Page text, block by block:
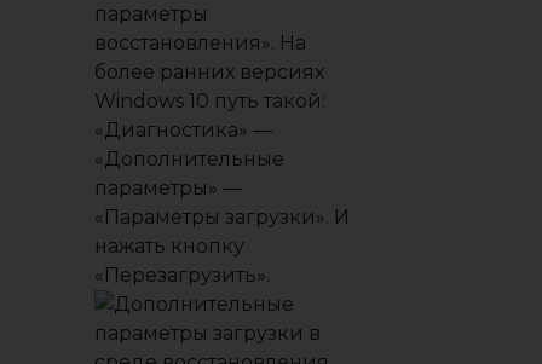
параметры
восстановления». На
более ранних версиях
Windows 10 путь такой:
«Диагностика» —
«Дополнительные
параметры» —
«Параметры загрузки». И
нажать кнопку
«Перезагрузить».